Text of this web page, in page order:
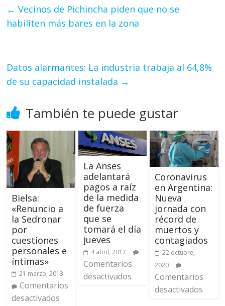
← Vecinos de Pichincha piden que no se
habiliten más bares en la zona
Datos alarmantes: La industria trabaja al 64,8%
de su capacidad instalada →
También te puede gustar
Bielsa:
«Renuncio a
la Sedronar
por
cuestiones
personales e
íntimas»
21 marzo, 2013
Comentarios
desactivados
La Anses
adelantará
pagos a raíz
de la medida
de fuerza
que se
tomará el día
jueves
4 abril, 2017
Comentarios
desactivados
Coronavirus
en Argentina:
Nueva
jornada con
récord de
muertos y
contagiados
22 octubre,
2020
Comentarios
desactivados